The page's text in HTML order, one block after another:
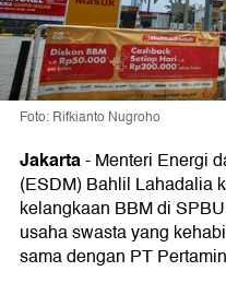
Foto: Rifkianto Nugroho
Jakarta-Menteri Energi
(ESDM) Bahlil Lahadalia
kelangkaan BBM di
usaha swasta yang
sama dengan PT